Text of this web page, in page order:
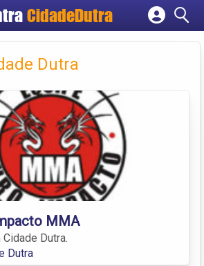
CidadeDutra
Cadastrar empresa
Criar conta
Dutra
MMA
Dutra.
Dutra